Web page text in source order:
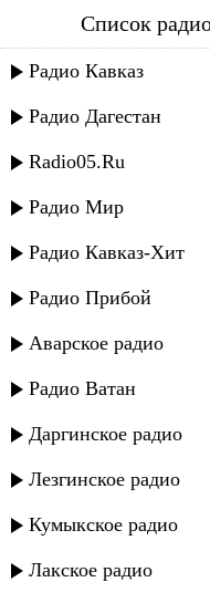
изольда -
Список
Радио Кавказ
Радио Дагестан
Radio05.Ru
Радио Мир
Радио Кавказ-Хит
Радио Прибой
Аварское радио
Радио Ватан
Даргинское радио
Лезгинское радио
Кумыкское радио
Лакское радио
Кавказ группа -
Музыка
тоже блеф
Кавказ группа -
Кавказ группа -